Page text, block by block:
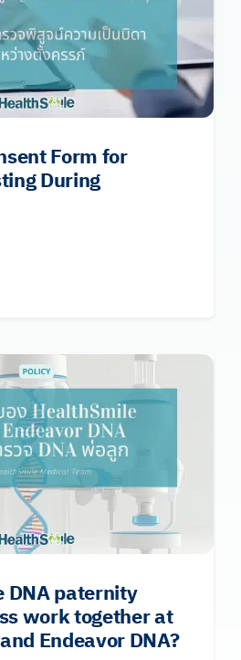
Form for
During
DNA paternity
work together at
Endeavor DNA?